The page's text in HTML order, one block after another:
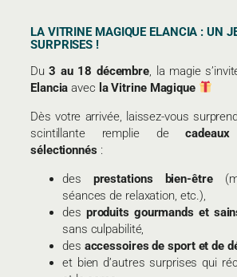
LA VITRINE MAGIQUE ELANCIA : UN
SURPRISES !
Du3 au 18 décembre, la magie
Elancia avec la Vitrine Magique
Dès votre arrivée, laissez-vous
scintillante remplie de
sélectionnés :
des prestations bien-être
séances de relaxation, etc.),
des produits gourmands et
sans culpabilité,
des accessoires de sport et de
et bien d’autres surprises qui